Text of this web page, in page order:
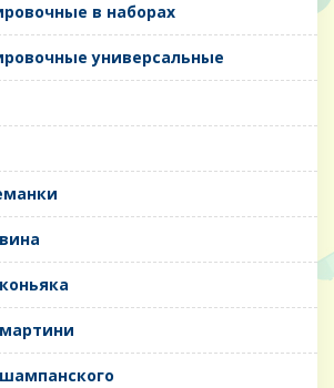
в наборах
универсальные